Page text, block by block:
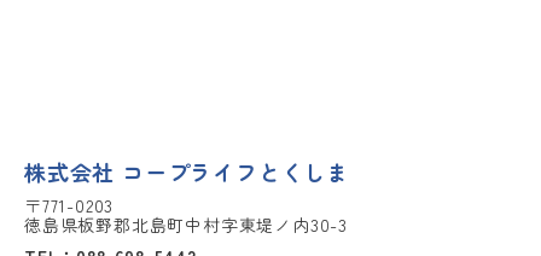
株式会社 コープライフとくしま
〒771-0203
徳島県板野郡北島町中村字東堤ノ内30-3